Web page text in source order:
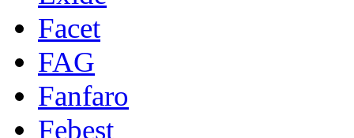
Facet
FAG
Fanfaro
Febest